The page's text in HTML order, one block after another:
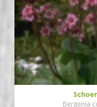
Bergenia